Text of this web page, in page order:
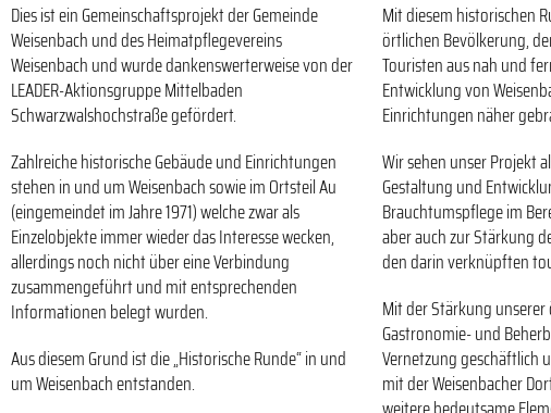
Dies ist ein Gemeinschaftsprojekt der Gemeinde
Weisenbach und des Heimatpflegevereins
Weisenbach und wurde dankenswerterweise von der
LEADER-Aktionsgruppe Mittelbaden
Schwarzwalshochstraße gefördert.
Zahlreiche historische Gebäude und Einrichtungen
stehen in und um Weisenbach sowie im Ortsteil Au
(eingemeindet im Jahre 1971) welche zwar als
Einzelobjekte immer wieder das Interesse wecken,
allerdings noch nicht über eine Verbindung
zusammengeführt und mit entsprechenden
Informationen belegt wurden.
Aus diesem Grund ist die „Historische Runde“ in und
um Weisenbach entstanden.
Mit diesem historischen
örtlichen Bevölkerung,
Touristen aus nah und
Entwicklung von
Einrichtungen näher
Wir sehen unser Projekt
Gestaltung und
Brauchtumspflege im
aber auch zur Stärkung
den darin verknüpften
Mit der Stärkung
Gastronomie- und
Vernetzung geschäftlich
mit der Weisenbacher